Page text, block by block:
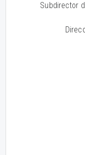
Subdirector